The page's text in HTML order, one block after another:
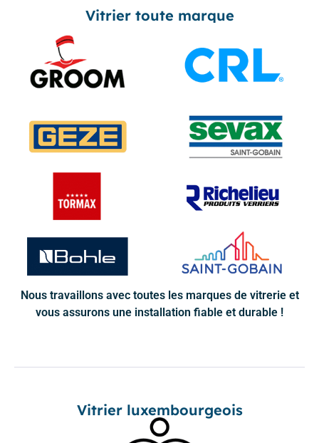
Vitrier toute marque
Nous travaillons avec toutes les marques de vitrerie et
vous assurons une installation fiable et durable !
Vitrier luxembourgeois